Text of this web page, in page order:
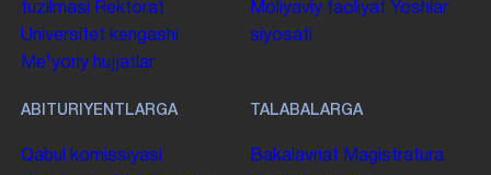
tuzilmasi
Rektorat
Universitet kengashi
Me'yoriy hujjatlar
Moliyaviy faoliyat Yoshlar
siyosati
ABITURIYENTLARGA
Qabul komissiyasi
TALABALARGA
Bakalavriat Magistratura